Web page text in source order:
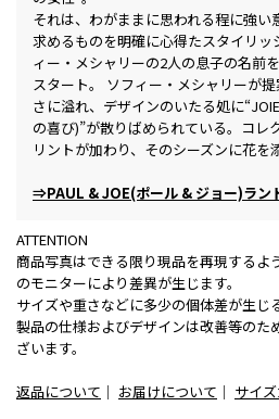
それは、わがままに思われる程に強い
求めるものを明確に心得たスタイリッ
ィー・メシャリーの2人の息子の名前
スタート。 ソフィー・メシャリーが
さに溢れ、デザインのいたる処に
の喜び)”が散りばめられている。コレ
リントが加わり、そのシーズンに花を
⇒PAUL & JOE(ポール & ジョー)ラン
ATTENTION
商品写真はできる限り現品を再現するよ
のモニターにより差異が生じます。
サイズや重さなどに多少の個体差が生じ
製品の仕様およびデザインは改善等のた
ざいます。
返品について ｜ お届けについて ｜ サイ